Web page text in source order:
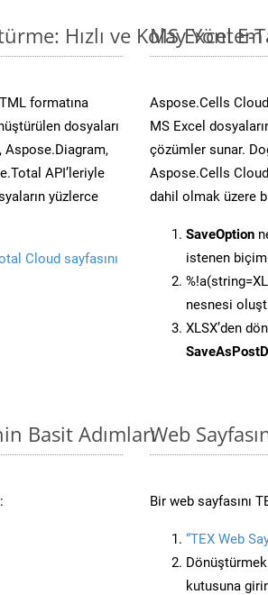
Hızlı ve Kolay Yöntem
formatına
dosyaları
Aspose.Diagram,
API’leriyle
yüzlerce
Cloud sayfasını
MS Excel E-
Aspose.Cells
MS Excel
çözümler sunar.
Aspose.Cells Cloud
dahil olmak üzere
SaveOption
istenen
nesnesi
XLSX’den
Basit AdımlarıWeb
Bir web sayfasını
“TEX Web
kutusuna